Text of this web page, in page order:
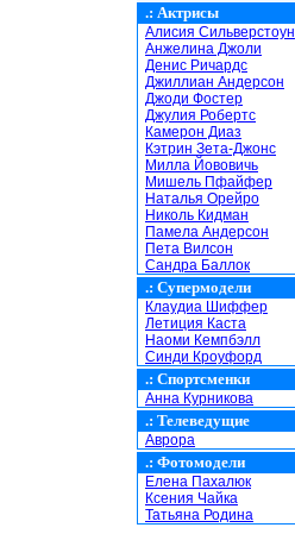
.: Актрисы
Алисия Сильверстоун
Анжелина Джоли
Денис Ричардс
Джиллиан Андерсон
Джоди Фостер
Джулия Робертс
Камерон Диаз
Кэтрин Зета-Джонс
Милла Йововичь
Мишель Пфайфер
Наталья Орейро
Николь Кидман
Памела Андерсон
Пета Вилсон
Сандра Баллок
.: Супермодели
Клаудиа Шиффер
Летиция Каста
Наоми Кемпбэлл
Синди Кроуфорд
.: Спортсменки
Анна Курникова
.: Телеведущие
Аврора
.: Фотомодели
Елена Пахалюк
Ксения Чайка
Татьяна Родина